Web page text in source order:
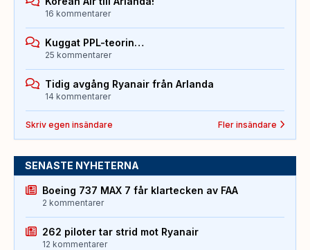
16 kommentarer
Kuggat PPL-teorin…
25 kommentarer
Tidig avgång Ryanair från Arlanda
14 kommentarer
Skriv egen insändare Fler insändare
SENASTE NYHETERNA
Boeing 737 MAX 7 får klartecken av FAA
2 kommentarer
262 piloter tar strid mot Ryanair
12 kommentarer